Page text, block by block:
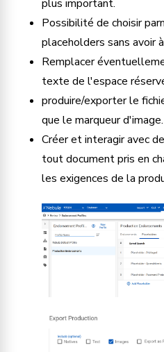
plus important.
Possibilité de choisir
placeholders sans avoir
Remplacer
texte de l'espace
produire/exporter le
que le marqueur d'image.
Créer et interagir avec
tout document pris en
les exigences de la